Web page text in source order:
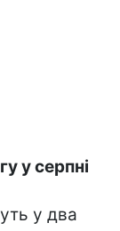
у серпні
у два